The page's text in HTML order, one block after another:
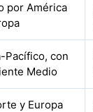
por América
Pacífico, con
Medio
y Europa